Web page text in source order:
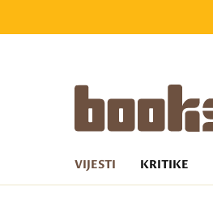
VIJESTI KRITIKE